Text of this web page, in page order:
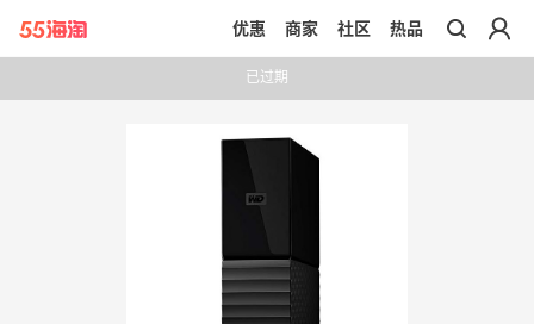
带你去官网买正品
优惠 商家 社区 热品
已过期